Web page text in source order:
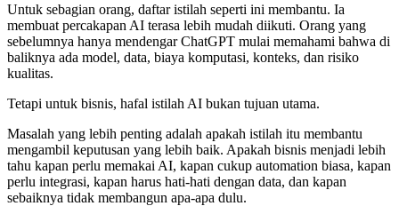
Untuk sebagian orang, daftar istilah seperti ini membantu. Ia
membuat percakapan AI terasa lebih mudah diikuti. Orang yang
sebelumnya hanya mendengar ChatGPT mulai memahami bahwa di
baliknya ada model, data, biaya komputasi, konteks, dan risiko
kualitas.
Tetapi untuk bisnis, hafal istilah AI bukan tujuan utama.
Masalah yang lebih penting adalah apakah istilah itu membantu
mengambil keputusan yang lebih baik. Apakah bisnis menjadi lebih
tahu kapan perlu memakai AI, kapan cukup automation biasa, kapan
perlu integrasi, kapan harus hati-hati dengan data, dan kapan
sebaiknya tidak membangun apa-apa dulu.